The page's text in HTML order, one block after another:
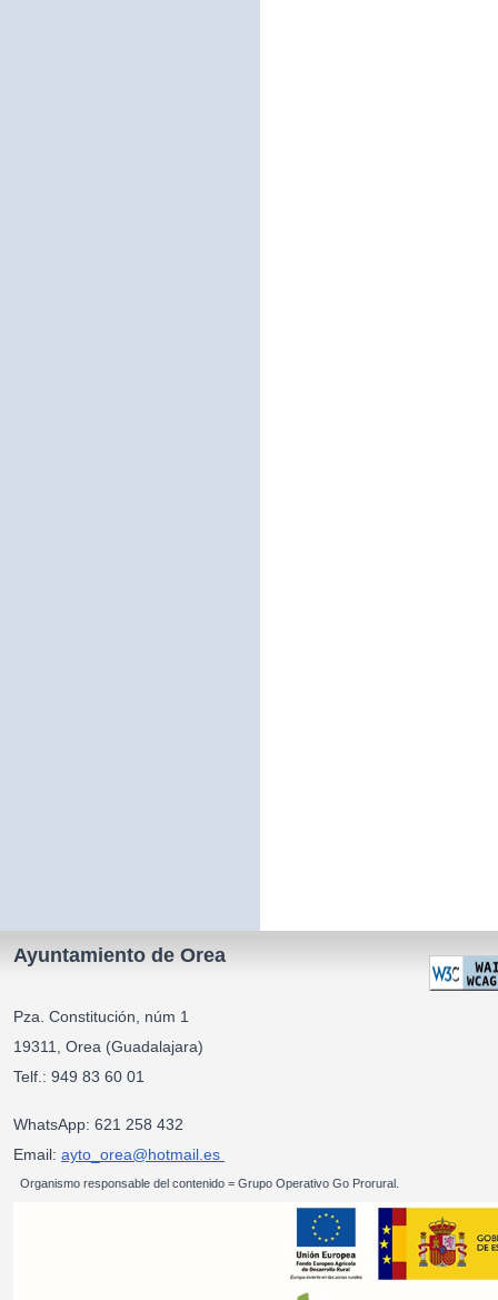
Ayuntamiento de Orea
Pza. Constitución, núm 1
19311, Orea (Guadalajara)
Telf.: 949 83 60 01
WhatsApp: 621 258 432
Email: ayto_orea@hotmail.es
Organismo responsable del contenido = Grupo Operativo Go Prorural.